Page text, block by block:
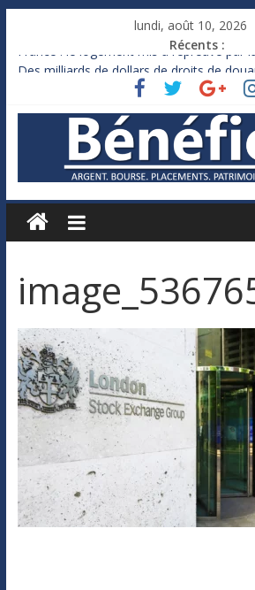
lundi, août 10, 2026
Récents :
France : le logement mis à l’épreuve par
Des milliards de dollars de droits de
Royaume-Uni : Andy Burnham recule sur
Xavier Niel, le milliardaire qui ne touche
Ruée des fortunes russes vers l’étranger